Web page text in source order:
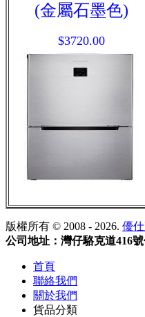
(金屬石墨色)
$3720.00
版權所有 © 2008 - 2026. 優
公司地址：灣仔駱克道416
首頁
聯絡我們
關於我們
貨品分類